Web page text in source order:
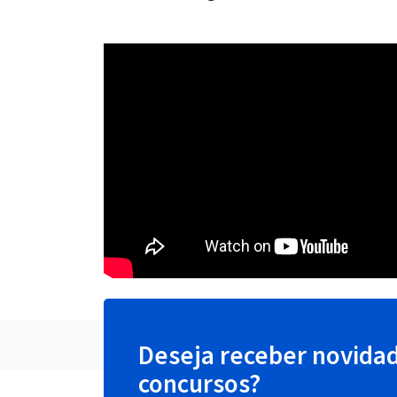
Deseja receber
concursos?